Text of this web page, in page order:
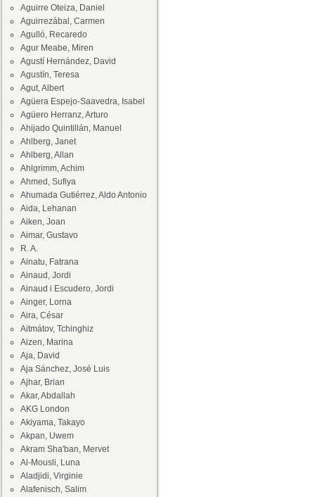
Aguirre Oteiza, Daniel
Aguirrezábal, Carmen
Agulló, Recaredo
Agur Meabe, Miren
Agustí Hernández, David
Agustín, Teresa
Agut, Albert
Agüera Espejo-Saavedra, Isabel
Agüero Herranz, Arturo
Ahijado Quintillán, Manuel
Ahlberg, Janet
Ahlberg, Allan
Ahlgrimm, Achim
Ahmed, Sufiya
Ahumada Gutiérrez, Aldo Antonio
Aida, Lehanan
Aiken, Joan
Aimar, Gustavo
R. A.
Ainatu, Fatrana
Ainaud, Jordi
Ainaud i Escudero, Jordi
Ainger, Lorna
Aira, César
Aitmátov, Tchinghiz
Aizen, Marina
Aja, David
Aja Sánchez, José Luis
Ajhar, Brian
Akar, Abdallah
AKG London
Akiyama, Takayo
Akpan, Uwem
Akram Sha'ban, Mervet
Al-Mousli, Luna
Aladjidi, Virginie
Alafenisch, Salim